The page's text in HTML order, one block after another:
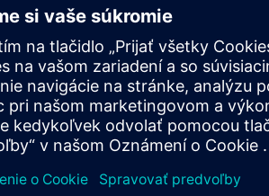
OVERTE VÝSLEDKY PO CTS
Overte stromček
pred STA